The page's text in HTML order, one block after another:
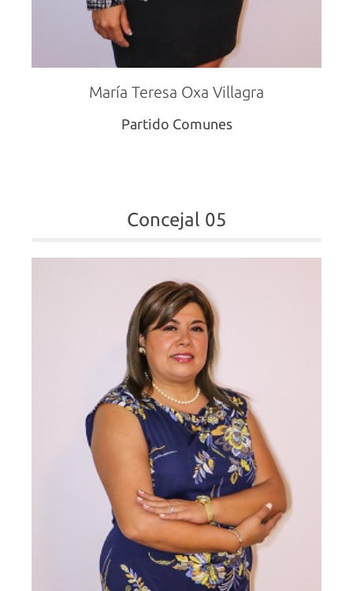
María Teresa Oxa Villagra
Partido Comunes
Concejal 05